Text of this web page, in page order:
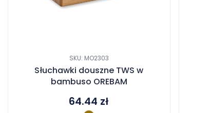
SKU: MO2303
Słuchawki douszne TWS w
bambuso OREBAM
64.44 zł